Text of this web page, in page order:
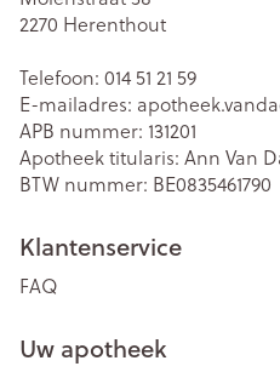
2270 Herenthout
Telefoon: 014 51 21 59
E-mailadres:
APB nummer: 131201
Apotheek titularis: Ann Van
BTW nummer: BE0835461790
Klantenservice
FAQ
Uw apotheek